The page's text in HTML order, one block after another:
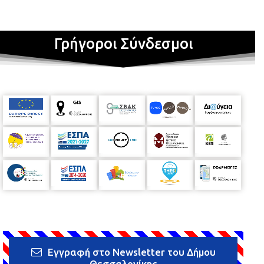
Γρήγοροι Σύνδεσμοι
Εγγραφή στο Newsletter του Δήμου